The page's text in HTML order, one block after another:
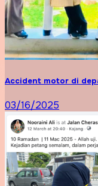
Accident motor di
03/16/2025